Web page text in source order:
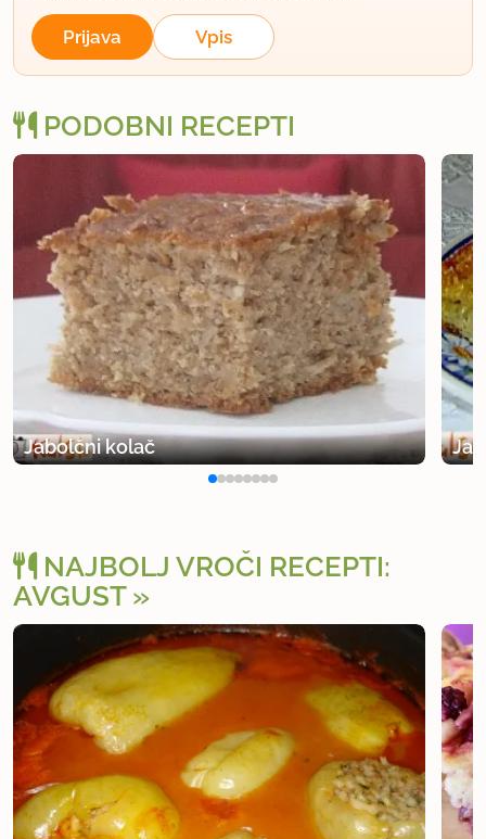
7.5.2015 ob 10:46
cm, katerega ni potrebno namazati. Lahko pa tudi,
da se slučajno ne prime kaj nanj. ;-)
uporabno
Prijava Vpis
PODOBNI RECEPTI
Jabolčni kolač
NAJBOLJ VROČI RECEPTI:
AVGUST